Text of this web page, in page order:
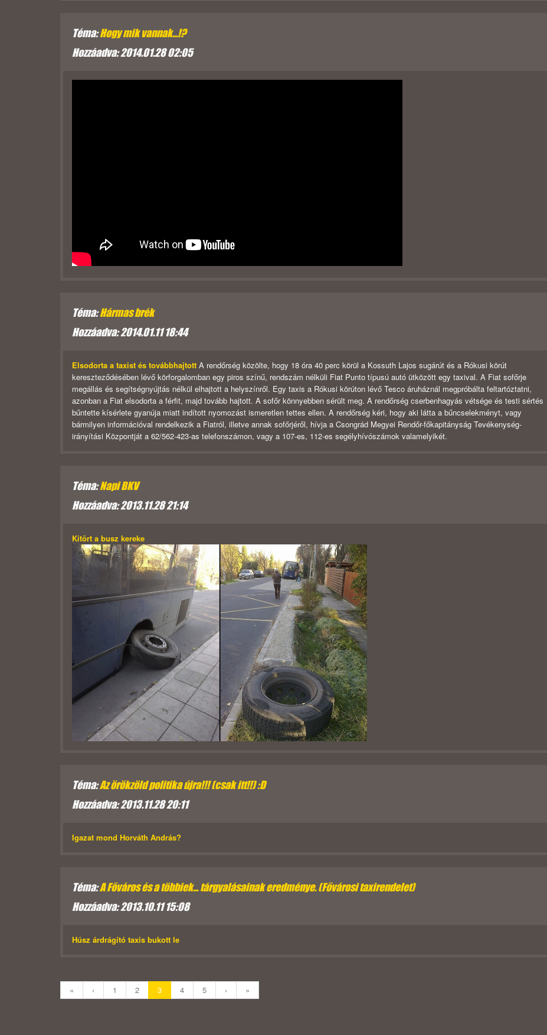
Téma:Hogy mik vannak...!?
Hozzáadva: 2014.01.28 02:05
Téma:Hármas brék
Hozzáadva: 2014.01.11 18:44
Elsodorta a taxist és továbbhajtott A rendőrség közölte, hogy 18 óra 40 perc körül a Kossuth Lajos sugárút és a Rókusi körút
kereszteződésében lévő körforgalomban egy piros színű, rendszám nélküli Fiat Punto típusú autó ütközött egy taxival. A Fiat sofőrje
megállás és segítségnyújtás nélkül elhajtott a helyszínről. Egy taxis a Rókusi körúton lévő Tesco áruháznál megpróbálta feltartóztatni,
azonban a Fiat elsodorta a férfit, majd tovább hajtott. A sofőr könnyebben sérült meg. A rendőrség cserbenhagyás vétsége és testi sértés
bűntette kísérlete gyanúja miatt indított nyomozást ismeretlen tettes ellen. A rendőrség kéri, hogy aki látta a bűncselekményt, vagy
bármilyen információval rendelkezik a Fiatról, illetve annak sofőrjéről, hívja a Csongrád Megyei Rendőr-főkapitányság Tevékenység-
irányítási Központját a 62/562-423-as telefonszámon, vagy a 107-es, 112-es segélyhívószámok valamelyikét.
Téma:Napi BKV
Hozzáadva: 2013.11.28 21:14
Kitört a busz kereke
Téma:Az örökzöld politika újra!!! (csak itt!!) :D
Hozzáadva: 2013.11.28 20:11
Igazat mond Horváth András?
Téma:A Főváros és a többiek... tárgyalásainak eredménye. (Fővárosi taxirendelet)
Hozzáadva: 2013.10.11 15:08
Húsz árdrágító taxis bukott le
« ‹ 1 2 3 4 5 › »